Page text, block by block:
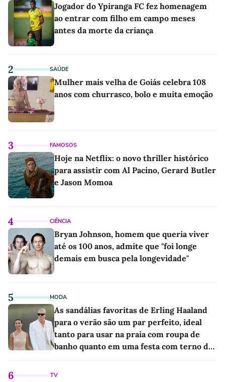
Jogador do Ypiranga FC fez homenagem
ao entrar com filho em campo meses
antes da morte da criança
2 SAÚDE
Mulher mais velha de Goiás celebra 108
anos com churrasco, bolo e muita emoção
3 FAMOSOS
Hoje na Netflix: o novo thriller histórico
para assistir com Al Pacino, Gerard Butler
e Jason Momoa
4 CIÊNCIA
Bryan Johnson, homem que queria viver
até os 100 anos, admite que "foi longe
demais em busca pela longevidade"
5 MODA
As sandálias favoritas de Erling Haaland
para o verão são um par perfeito, ideal
tanto para usar na praia com roupa de
banho quanto em uma festa com terno de
6 TV